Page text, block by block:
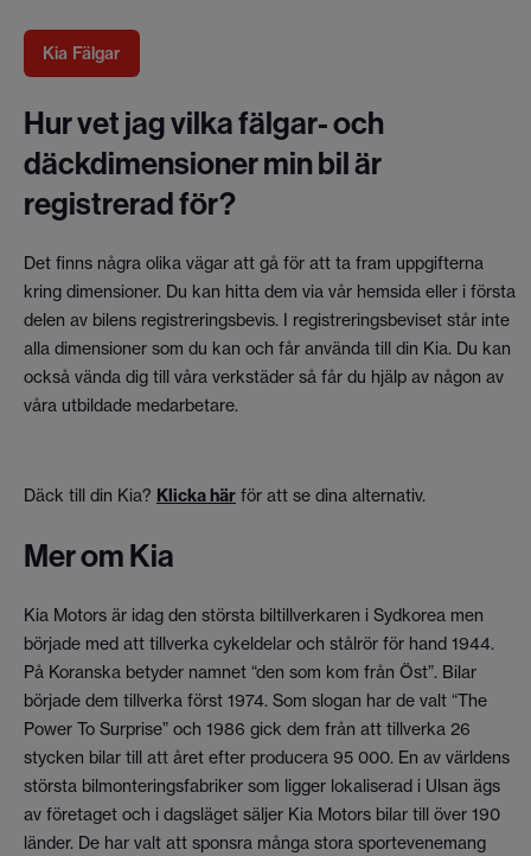
Kia Fälgar
Hur vet jag vilka fälgar- och
däckdimensioner min bil är
registrerad för?
Det finns några olika vägar att gå för att ta fram uppgifterna
kring dimensioner. Du kan hitta dem via vår hemsida eller i första
delen av bilens registreringsbevis. I registreringsbeviset står inte
alla dimensioner som du kan och får använda till din Kia. Du kan
också vända dig till våra verkstäder så får du hjälp av någon av
våra utbildade medarbetare.
Däck till din Kia? Klicka här för att se dina alternativ.
Mer om Kia
Kia Motors är idag den största biltillverkaren i Sydkorea men
började med att tillverka cykeldelar och stålrör för hand 1944.
På Koranska betyder namnet “den som kom från Öst”. Bilar
började dem tillverka först 1974. Som slogan har de valt “The
Power To Surprise” och 1986 gick dem från att tillverka 26
stycken bilar till att året efter producera 95 000. En av världens
största bilmonteringsfabriker som ligger lokaliserad i Ulsan ägs
av företaget och i dagsläget säljer Kia Motors bilar till över 190
länder. De har valt att sponsra många stora sportevenemang